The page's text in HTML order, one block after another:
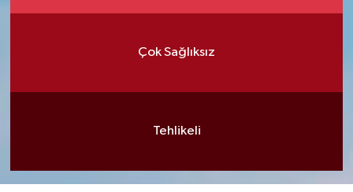
Çok Sağlıksız
Tehlikeli